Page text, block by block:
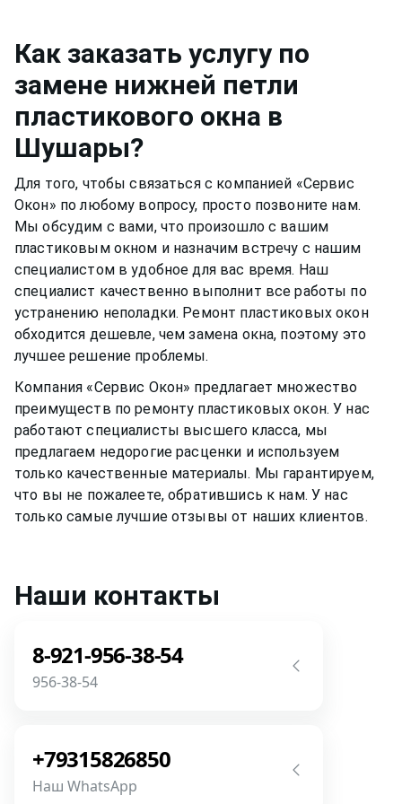
резиновый уплотнитель. Вещества, которые
разбавлены в растворе, могут испортить
качество материала рамы или резину.
скапливалась пыль.Если уделять хотя бы немного
времени пластиковому окну, оно может
прослужить вам долгими тихими и теплыми
годами.
Как заказать услугу по
замене нижней петли
пластикового окна в
Шушары?
Для того, чтобы связаться с компанией «Сервис
Окон» по любому вопросу, просто позвоните нам.
Мы обсудим с вами, что произошло с вашим
пластиковым окном и назначим встречу с нашим
специалистом в удобное для вас время. Наш
специалист качественно выполнит все работы по
устранению неполадки. Ремонт пластиковых окон
обходится дешевле, чем замена окна, поэтому это
лучшее решение проблемы.
Компания «Сервис Окон» предлагает множество
преимуществ по ремонту пластиковых окон. У нас
работают специалисты высшего класса, мы
предлагаем недорогие расценки и используем
только качественные материалы. Мы гарантируем,
что вы не пожалеете, обратившись к нам. У нас
только самые лучшие отзывы от наших клиентов.
Наши контакты
8-921-956-38-54
956-38-54
роботов и автоответчиков!
+79315826850
Наш WhatsApp